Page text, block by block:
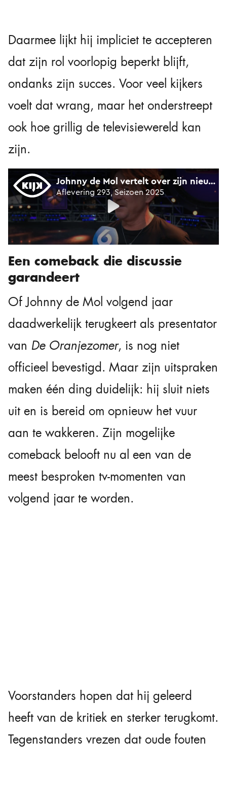
Daarmee lijkt hij impliciet te accepteren
dat zijn rol voorlopig beperkt blijft,
ondanks zijn succes. Voor veel kijkers
voelt dat wrang, maar het onderstreept
ook hoe grillig de televisiewereld kan
zijn.
Een comeback die discussie
garandeert
Of Johnny de Mol volgend jaar
daadwerkelijk terugkeert als presentator
van De Oranjezomer, is nog niet
officieel bevestigd. Maar zijn uitspraken
maken één ding duidelijk: hij sluit niets
uit en is bereid om opnieuw het vuur
aan te wakkeren. Zijn mogelijke
comeback belooft nu al een van de
meest besproken tv-momenten van
volgend jaar te worden.
Voorstanders hopen dat hij geleerd
heeft van de kritiek en sterker terugkomt.
Tegenstanders vrezen dat oude fouten